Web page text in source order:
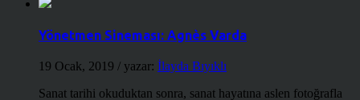
Yönetmen Sineması: Agnès Varda
19 Ocak, 2019 / yazar: İlayda Bıyıklı
Sanat tarihi okuduktan sonra, sanat hayatına aslen fotoğrafla